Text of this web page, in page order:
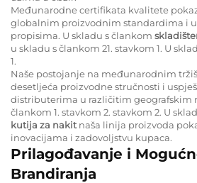
Međunarodne certifikata kvalitete
globalnim proizvodnim standardima i
propisima. U skladu s člankom
u skladu s člankom 21. stavkom 1. U
1.
Naše postojanje na međunarodnim
desetljeća proizvodne stručnosti i
distributerima u različitim geografskim
člankom 1. stavkom 2. stavkom 2. U
kutija za nakit naša linija proizvoda
inovacijama i zadovoljstvu kupaca.
Prilagođavanje i
Brandiranja